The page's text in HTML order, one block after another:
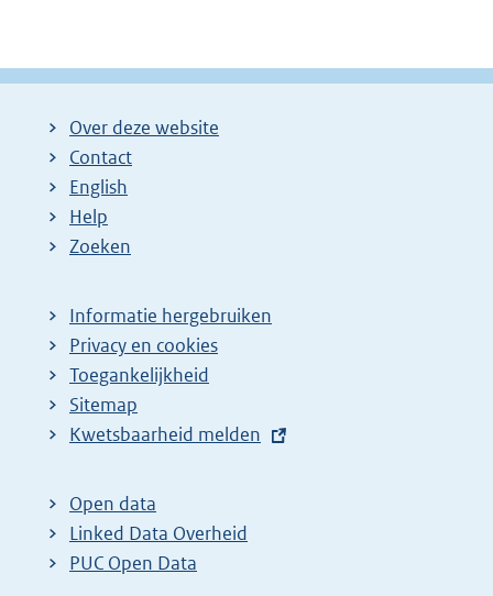
Over deze website
Contact
English
Help
Zoeken
Informatie hergebruiken
Privacy en cookies
Toegankelijkheid
Sitemap
E
t
e
r
Kwetsbaarheid melden
Open data
Linked Data Overheid
PUC Open Data